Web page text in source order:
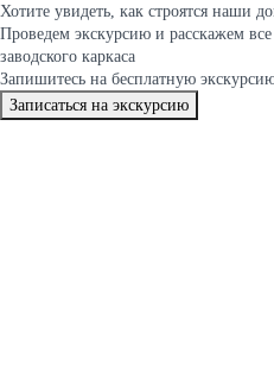
Хотите увидеть, как строятся наши
Проведем экскурсию и расскажем
заводского каркаса
Запишитесь на бесплатную
Записаться на экскурсию